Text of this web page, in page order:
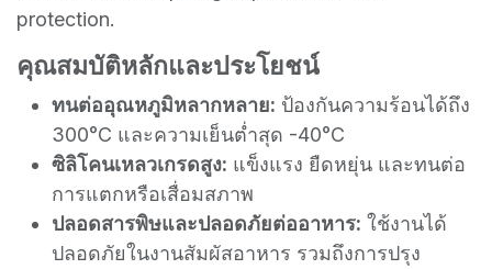
protection.
คุณสมบัติหลักและประโยชน์
ทนต่ออุณหภูมิหลากหลาย: ป้องกันความร้อนได้ถึง
300°C และความเย็นต่ำสุด -40°C
ซิลิโคนเหลวเกรดสูง: แข็งแรง ยืดหยุ่น และทนต่อ
การแตกหรือเสื่อมสภาพ
ปลอดสารพิษและปลอดภัยต่ออาหาร: ใช้งานได้
ปลอดภัยในงานสัมผัสอาหาร รวมถึงการปรุง